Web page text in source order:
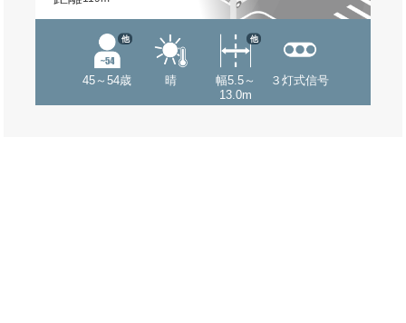
45～54歳
他
晴
幅5.5～
13.0m
他
３灯式信号